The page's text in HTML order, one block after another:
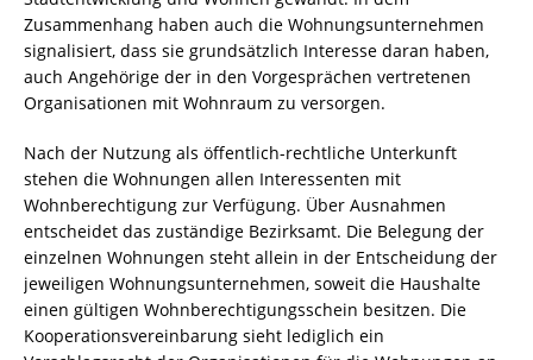
Zusammenhang haben auch die Wohnungsunternehmen
signalisiert, dass sie grundsätzlich Interesse daran haben,
auch Angehörige der in den Vorgesprächen vertretenen
Organisationen mit Wohnraum zu versorgen.
Nach der Nutzung als öffentlich-rechtliche Unterkunft
stehen die Wohnungen allen Interessenten mit
Wohnberechtigung zur Verfügung. Über Ausnahmen
entscheidet das zuständige Bezirksamt. Die Belegung der
einzelnen Wohnungen steht allein in der Entscheidung der
jeweiligen Wohnungsunternehmen, soweit die Haushalte
einen gültigen Wohnberechtigungsschein besitzen. Die
Kooperationsvereinbarung sieht lediglich ein